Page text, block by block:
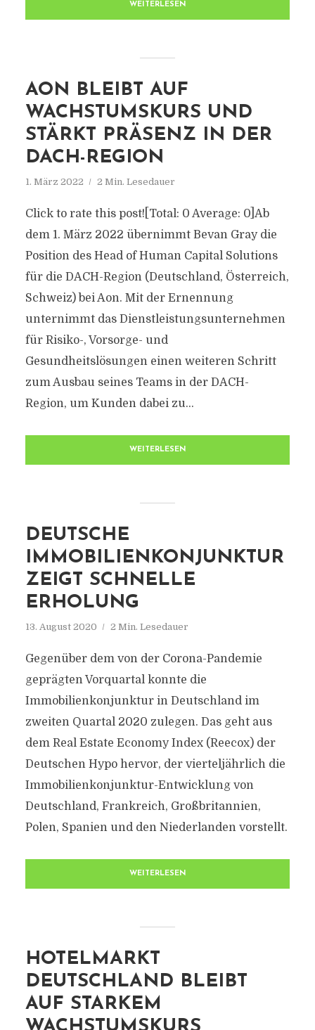
WEITERLESEN
AON BLEIBT AUF
WACHSTUMSKURS UND
STÄRKT PRÄSENZ IN DER
DACH-REGION
1. März 2022 2 Min. Lesedauer
Click to rate this post![Total: 0 Average: 0]Ab
dem 1. März 2022 übernimmt Bevan Gray die
Position des Head of Human Capital Solutions
für die DACH-Region (Deutschland, Österreich,
Schweiz) bei Aon. Mit der Ernennung
unternimmt das Dienstleistungsunternehmen
für Risiko-, Vorsorge- und
Gesundheitslösungen einen weiteren Schritt
zum Ausbau seines Teams in der DACH-
Region, um Kunden dabei zu...
WEITERLESEN
DEUTSCHE
IMMOBILIENKONJUNKTUR
ZEIGT SCHNELLE
ERHOLUNG
13. August 2020 2 Min. Lesedauer
Gegenüber dem von der Corona-Pandemie
geprägten Vorquartal konnte die
Immobilienkonjunktur in Deutschland im
zweiten Quartal 2020 zulegen. Das geht aus
dem Real Estate Economy Index (Reecox) der
Deutschen Hypo hervor, der vierteljährlich die
Immobilienkonjunktur-Entwicklung von
Deutschland, Frankreich, Großbritannien,
Polen, Spanien und den Niederlanden vorstellt.
WEITERLESEN
HOTELMARKT
DEUTSCHLAND BLEIBT
AUF STARKEM